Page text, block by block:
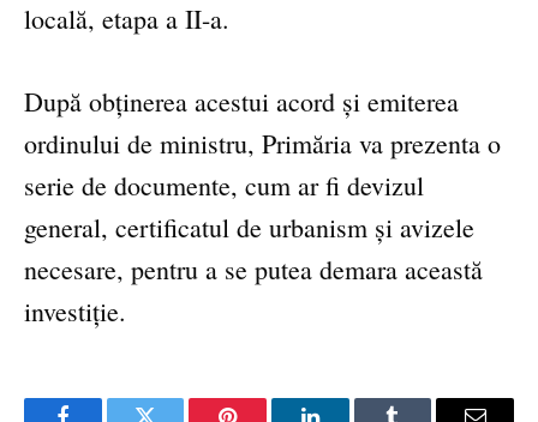
locală, etapa a II-a.
După obținerea acestui acord și emiterea
ordinului de ministru, Primăria va prezenta o
serie de documente, cum ar fi devizul
general, certificatul de urbanism și avizele
necesare, pentru a se putea demara această
investiție.